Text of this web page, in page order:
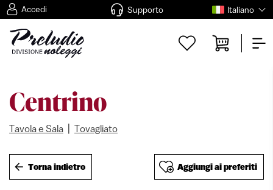
Accedi Supporto Italiano
Centrino
Tavola e Sala Tovagliato
Torna indietro Aggiungi ai preferiti